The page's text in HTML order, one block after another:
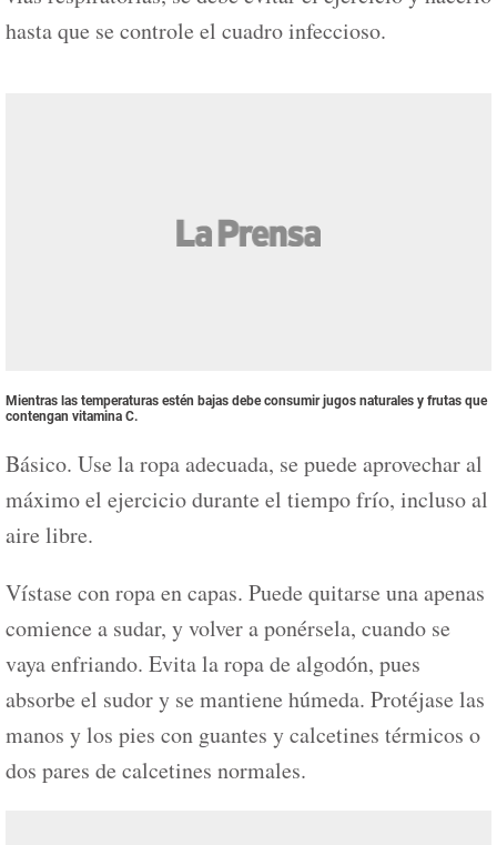
hasta que se controle el cuadro infeccioso.
Mientras las temperaturas estén bajas debe consumir jugos naturales y frutas que
contengan vitamina C.
Básico. Use la ropa adecuada, se puede aprovechar al
máximo el ejercicio durante el tiempo frío, incluso al
aire libre.
Vístase con ropa en capas. Puede quitarse una apenas
comience a sudar, y volver a ponérsela, cuando se
vaya enfriando. Evita la ropa de algodón, pues
absorbe el sudor y se mantiene húmeda. Protéjase las
manos y los pies con guantes y calcetines térmicos o
dos pares de calcetines normales.